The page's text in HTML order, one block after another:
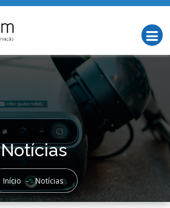
Notícias
Início - Notícias